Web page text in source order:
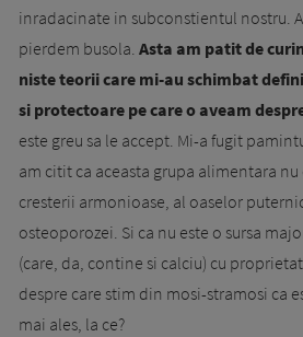
inradacinate in subconstientul nostru.
pierdem busola. Asta am patit de
niste teorii care mi-au schimbat
si protectoare pe care o aveam
este greu sa le accept. Mi-a fugit
am citit ca aceasta grupa alimentara
cresterii armonioase, al oaselor
osteoporozei. Si ca nu este o sursa
(care, da, contine si calciu) cu
despre care stim din mosi-stramosi ca
mai ales, la ce?